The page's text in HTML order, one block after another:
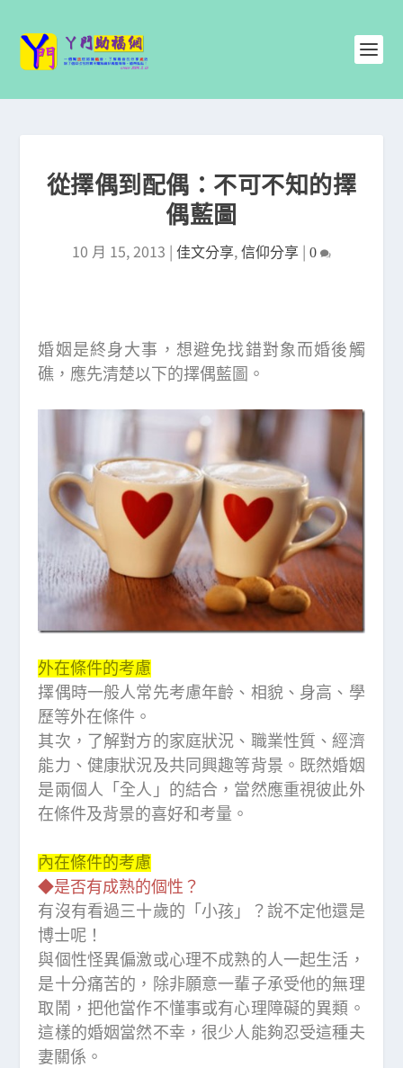
從擇偶到配偶：不可不知的擇
偶藍圖
10 月 15, 2013 | 佳文分享, 信仰分享 | 0
婚姻是終身大事，想避免找錯對象而婚後觸
礁，應先清楚以下的擇偶藍圖。
外在條件的考慮
擇偶時一般人常先考慮年齡、相貌、身高、學
歷等外在條件。
其次，了解對方的家庭狀況、職業性質、經濟
能力、健康狀況及共同興趣等背景。既然婚姻
是兩個人「全人」的結合，當然應重視彼此外
在條件及背景的喜好和考量。
內在條件的考慮
◆是否有成熟的個性？
有沒有看過三十歲的「小孩」？說不定他還是
博士呢！
與個性怪異偏激或心理不成熟的人一起生活，
是十分痛苦的，除非願意一輩子承受他的無理
取鬧，把他當作不懂事或有心理障礙的異類。
這樣的婚姻當然不幸，很少人能夠忍受這種夫
妻關係。